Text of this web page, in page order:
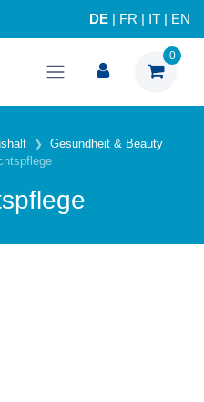
DE FR IT EN
0
Gesundheit & Beauty